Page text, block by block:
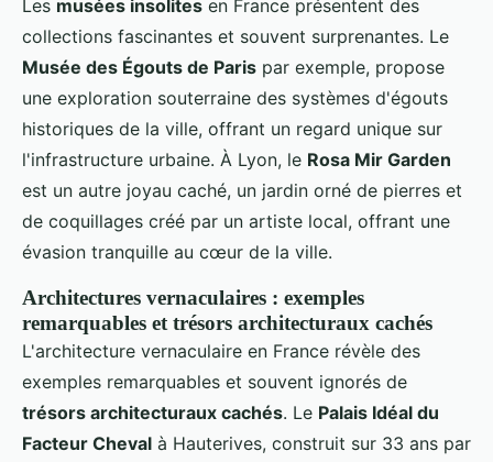
Les musées insolites en France présentent des
collections fascinantes et souvent surprenantes. Le
Musée des Égouts de Paris par exemple, propose
une exploration souterraine des systèmes d'égouts
historiques de la ville, offrant un regard unique sur
l'infrastructure urbaine. À Lyon, le Rosa Mir Garden
est un autre joyau caché, un jardin orné de pierres et
de coquillages créé par un artiste local, offrant une
évasion tranquille au cœur de la ville.
Architectures vernaculaires : exemples
remarquables et trésors architecturaux cachés
L'architecture vernaculaire en France révèle des
exemples remarquables et souvent ignorés de
trésors architecturaux cachés. Le Palais Idéal du
Facteur Cheval à Hauterives, construit sur 33 ans par